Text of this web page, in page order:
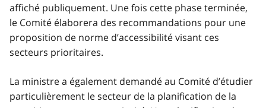
affiché publiquement. Une fois cette phase terminée,
le Comité élaborera des recommandations pour une
proposition de norme d’accessibilité visant ces
secteurs prioritaires.
La ministre a également demandé au Comité d’étudier
particulièrement le secteur de la planification de la